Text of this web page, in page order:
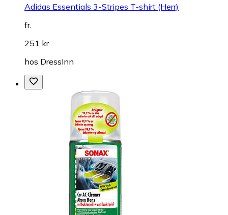
Adidas Essentials 3-Stripes T-shirt (Herr)
fr.
251 kr
hos DressInn